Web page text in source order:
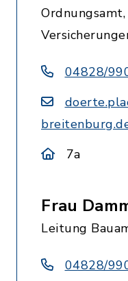
04828/
7a
Frau
Leitung
04828/